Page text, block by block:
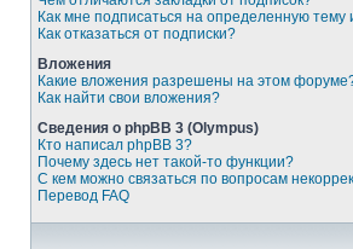
Как мне подписаться на определенную
Как отказаться от подписки?
Вложения
Какие вложения разрешены на этом
Как найти свои вложения?
Сведения о phpBB 3 (Olympus)
Кто написал phpBB 3?
Почему здесь нет такой-то функции?
С кем можно связаться по вопросам
Перевод FAQ